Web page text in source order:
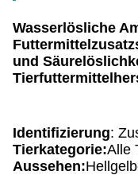
Wasserlösliche
und
Identifizierung:
Tierkategorie:Alle
Aussehen: